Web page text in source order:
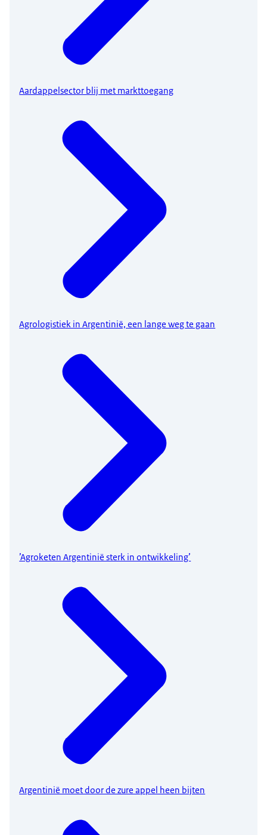
Aardappelsector blij met markttoegang
Agrologistiek in Argentinië, een lange weg te gaan
’Agroketen Argentinië sterk in ontwikkeling’
Argentinië moet door de zure appel heen bijten